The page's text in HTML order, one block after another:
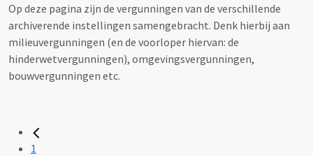
Op deze pagina zijn de vergunningen van de verschillende
archiverende instellingen samengebracht. Denk hierbij aan
milieuvergunningen (en de voorloper hiervan: de
hinderwetvergunningen), omgevingsvergunningen,
bouwvergunningen etc.
1